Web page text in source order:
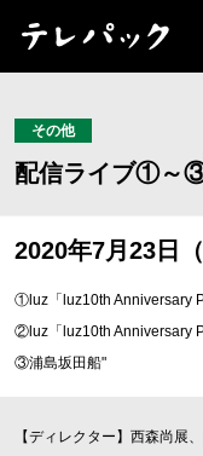
その他
配信ライブ①～
2020年7月23日
①luz「luz10th Anniversary
②luz「luz10th Anniversary
③浦島坂田船"
【ディレクター】西森尚展